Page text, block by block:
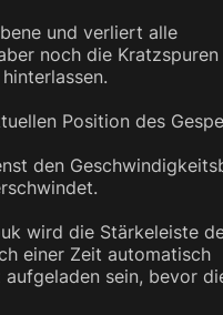
und verliert alle
noch die Kratzspuren
Position des
den
wird die Stärkeleiste
einer Zeit automatisch
sein, bevor